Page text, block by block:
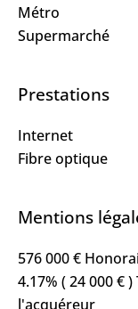
Métro
Supermarché
Prestations
Internet
Fibre optique
Mentions
576 000 €
4.17% ( 24 000 €
l'acquéreur